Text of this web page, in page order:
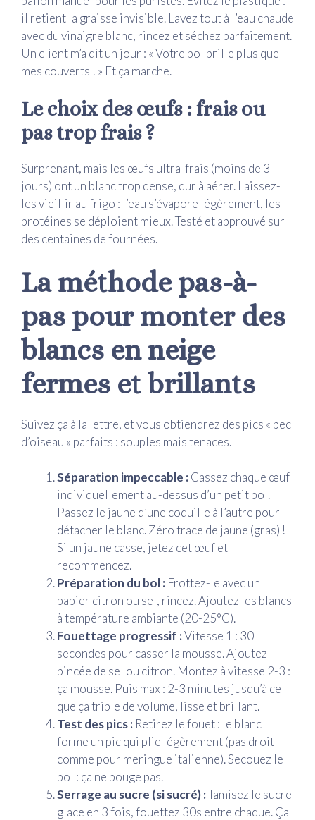
il retient la graisse invisible. Lavez tout à l’eau chaude
avec du vinaigre blanc, rincez et séchez parfaitement.
Un client m’a dit un jour : « Votre bol brille plus que
mes couverts ! » Et ça marche.
Le choix des œufs : frais ou
pas trop frais ?
Surprenant, mais les œufs ultra-frais (moins de 3
jours) ont un blanc trop dense, dur à aérer. Laissez-
les vieillir au frigo : l’eau s’évapore légèrement, les
protéines se déploient mieux. Testé et approuvé sur
des centaines de fournées.
La méthode pas-à-
pas pour monter des
blancs en neige
fermes et brillants
Suivez ça à la lettre, et vous obtiendrez des pics « bec
d’oiseau » parfaits : souples mais tenaces.
Séparation impeccable :Cassez chaque œuf
individuellement au-dessus d’un petit bol.
Passez le jaune d’une coquille à l’autre pour
détacher le blanc. Zéro trace de jaune (gras) !
Si un jaune casse, jetez cet œuf et
recommencez.
Préparation du bol : Frottez-le avec un
papier citron ou sel, rincez. Ajoutez les blancs
à température ambiante (20-25°C).
Fouettage progressif :Vitesse 1 : 30
secondes pour casser la mousse. Ajoutez
pincée de sel ou citron. Montez à vitesse 2-3 :
ça mousse. Puis max : 2-3 minutes jusqu’à ce
que ça triple de volume, lisse et brillant.
Test des pics : Retirez le fouet : le blanc
forme un pic qui plie légèrement (pas droit
comme pour meringue italienne). Secouez le
bol : ça ne bouge pas.
Serrage au sucre (si sucré) :Tamisez le sucre
glace en 3 fois, fouettez 30s entre chaque. Ça